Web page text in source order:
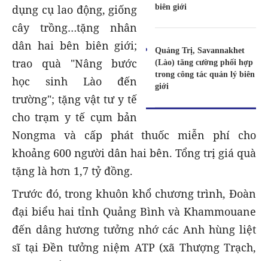
biên giới
Quảng Trị, Savannakhet
(Lào) tăng cường phối hợp
trong công tác quản lý biên
giới
dụng cụ lao động, giống
cây trồng…tặng nhân
dân hai bên biên giới;
trao quà "Nâng bước
học sinh Lào đến
trường"; tặng vật tư y tế
cho trạm y tế cụm bản
Nongma và cấp phát thuốc miễn phí cho
khoảng 600 người dân hai bên. Tổng trị giá quà
tặng là hơn 1,7 tỷ đồng.
Trước đó, trong khuôn khổ chương trình, Đoàn
đại biểu hai tỉnh Quảng Bình và Khammouane
đến dâng hương tưởng nhớ các Anh hùng liệt
sĩ tại Đền tưởng niệm ATP (xã Thượng Trạch,